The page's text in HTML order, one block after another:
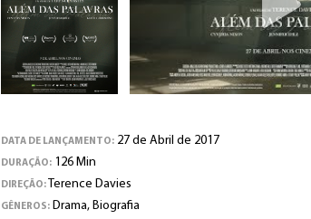
DATA DE LANÇAMENTO:27 de Abril de 2017
DURAÇÃO:126 Min
DIREÇÃO:Terence Davies
GÊNEROS:Drama, Biografia